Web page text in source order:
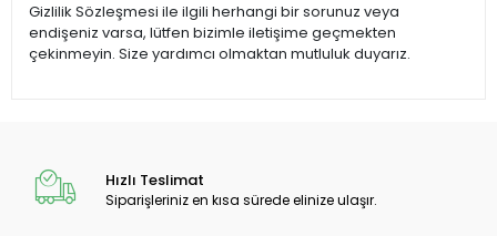
Gizlilik Sözleşmesi ile ilgili herhangi bir sorunuz veya
endişeniz varsa, lütfen bizimle iletişime geçmekten
çekinmeyin. Size yardımcı olmaktan mutluluk duyarız.
Hızlı Teslimat
Siparişleriniz en kısa sürede elinize ulaşır.